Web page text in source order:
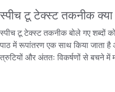
स्पीच टू टेक्स्ट तकनीक क्या
स्पीच टू टेक्स्ट तकनीक बोले गए शब्दों
पाठ में रूपांतरण एक साथ किया जाता
त्रुटियों और अंततः विकर्षणों से बचने में